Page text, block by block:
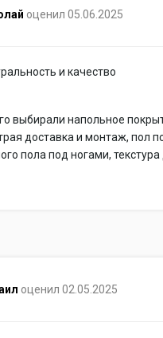
оценил 05.06.2025
и качество
выбирали напольное
доставка и монтаж, пол
пола под ногами,
оценил 02.05.2025